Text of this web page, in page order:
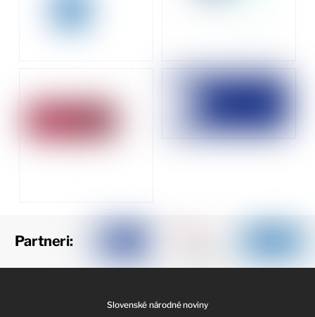
Partneri:
Slovenské národné noviny